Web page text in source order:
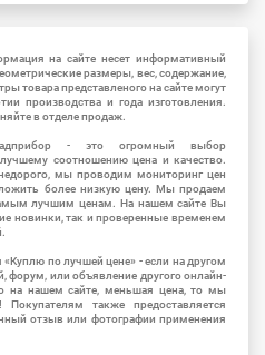
на сайте несет информативный
размеры, вес, содержание,
товара представленого на сайте могут
производства и года изготовления.
в отделе продаж.
- это огромный выбор
соотношению цена и качество.
мы проводим мониторинг цен
более низкую цену. Мы продаем
лучшим ценам. На нашем сайте Вы
новинки, так и проверенные временем
«Куплю по лучшей цене» - если на другом
форум, или объявление другого онлайн-
на нашем сайте, меньшая цена, то мы
также предоставляется
отзыв или фотографии применения